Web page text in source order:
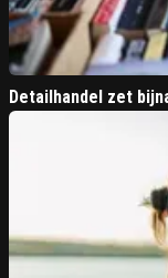
Detailhandel zet